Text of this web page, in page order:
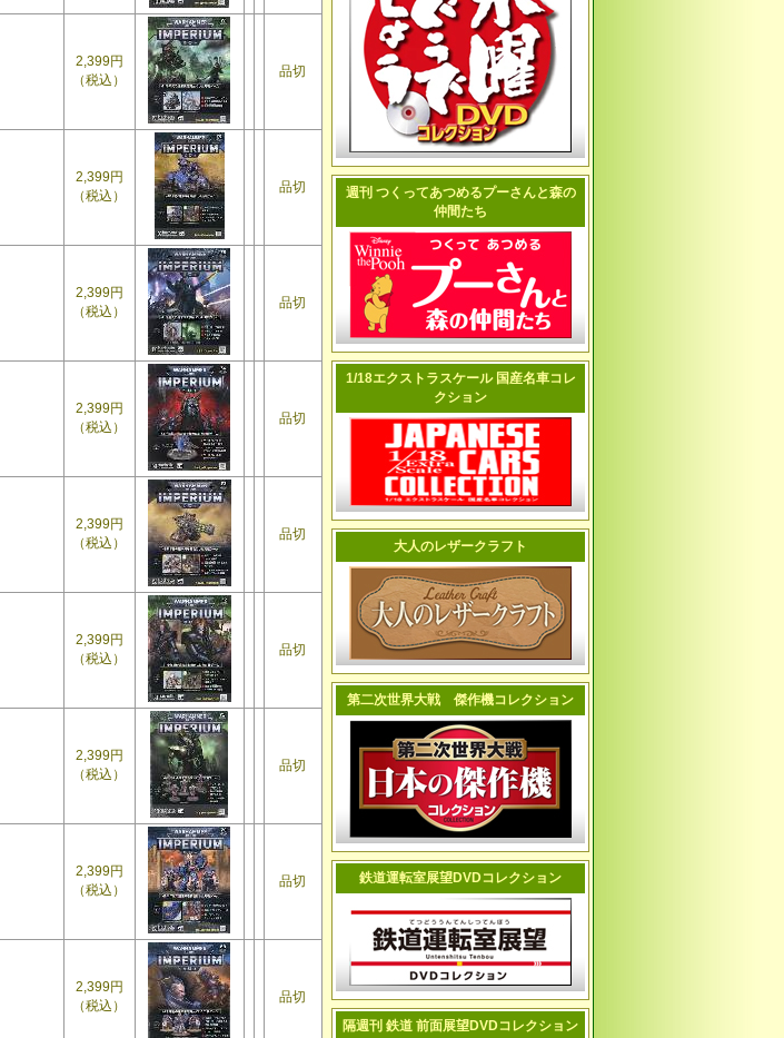
2,399円
（税込）
品切
2,399円
（税込）
品切
2,399円
（税込）
品切
2,399円
（税込）
品切
2,399円
（税込）
品切
2,399円
（税込）
品切
2,399円
（税込）
品切
2,399円
（税込）
品切
2,399円
（税込）
品切
週刊 つくってあつめるプーさんと森の
仲間たち
1/18エクストラスケール 国産名車コレ
クション
大人のレザークラフト
第二次世界大戦 傑作機コレクション
鉄道運転室展望DVDコレクション
隔週刊 鉄道 前面展望DVDコレクション